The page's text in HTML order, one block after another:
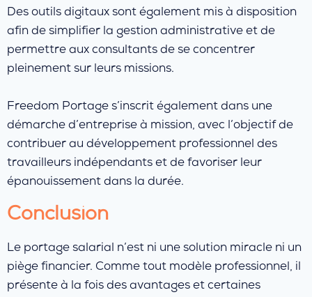
Des outils digitaux sont également mis à disposition
afin de simplifier la gestion administrative et de
permettre aux consultants de se concentrer
pleinement sur leurs missions.
Freedom Portage s’inscrit également dans une
démarche d’entreprise à mission, avec l’objectif de
contribuer au développement professionnel des
travailleurs indépendants et de favoriser leur
épanouissement dans la durée.
Conclusion
Le portage salarial n’est ni une solution miracle ni un
piège financier. Comme tout modèle professionnel, il
présente à la fois des avantages et certaines